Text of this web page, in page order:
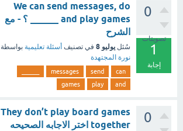
0
تصويتات
1
إجابة
We can send messages, do
______ and play games ؟ - مع
الشرح
سُئل يوليو 8 في تصنيف أسئلة تعليمية بواسطة
نورة المجتهدة
can
send
messages
and
play
games
0
They don’t play board games
together اختر الاجابه الصحيحه